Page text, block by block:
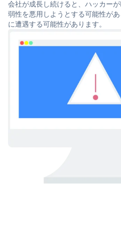
会社が成長し続けると、ハッカー
弱性を悪用しようとする可能性が
に遭遇する可能性があります。